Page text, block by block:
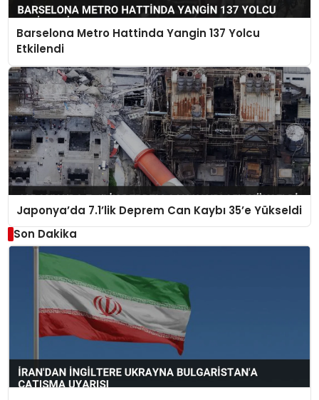
Barselona Metro Hattinda Yangin 137 Yolcu
Etkilendi
Japonya’da 7.1’lik Deprem Can Kaybı 35’e Yükseldi
Son Dakika